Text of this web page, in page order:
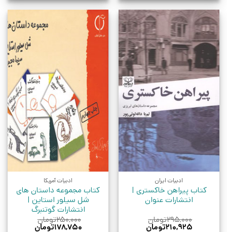
ادبیات ایران
کتاب پیراهن خاکستری |
انتشارات عنوان
۲۹۵,۰۰۰تومان
قیمت
۲۱۰,۹۲۵تومان
ادبیات آمریکا
کتاب مجموعه داستان های
شل سیلور استاین |
انتشارات گوتنبرگ
۲۵۰,۰۰۰تومان
قیمت
۱۷۸,۷۵۰تومان